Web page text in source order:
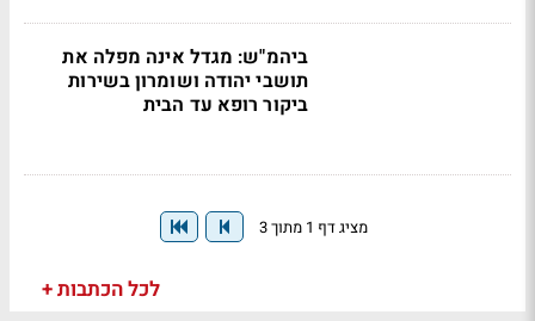
ביהמ"ש: מגדל אינה מפלה את
תושבי יהודה ושומרון בשירות
ביקור רופא עד הבית
מציג דף 1 מתוך 3
לכל הכתבות +